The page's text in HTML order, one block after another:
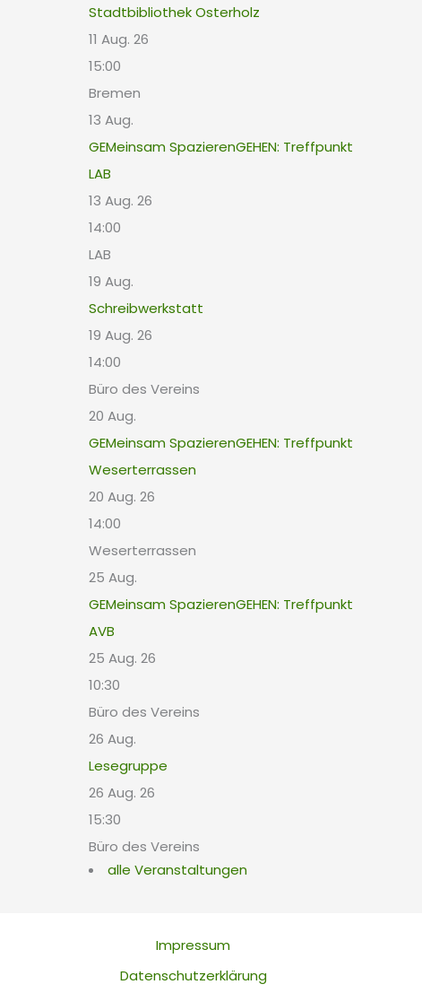
Stadtbibliothek Osterholz
11 Aug. 26
15:00
Bremen
13 Aug.
GEMeinsam SpazierenGEHEN: Treffpunkt
LAB
13 Aug. 26
14:00
LAB
19 Aug.
Schreibwerkstatt
19 Aug. 26
14:00
Büro des Vereins
20 Aug.
GEMeinsam SpazierenGEHEN: Treffpunkt
Weserterrassen
20 Aug. 26
14:00
Weserterrassen
25 Aug.
GEMeinsam SpazierenGEHEN: Treffpunkt
AVB
25 Aug. 26
10:30
Büro des Vereins
26 Aug.
Lesegruppe
26 Aug. 26
15:30
Büro des Vereins
alle Veranstaltungen
Impressum
Datenschutzerklärung